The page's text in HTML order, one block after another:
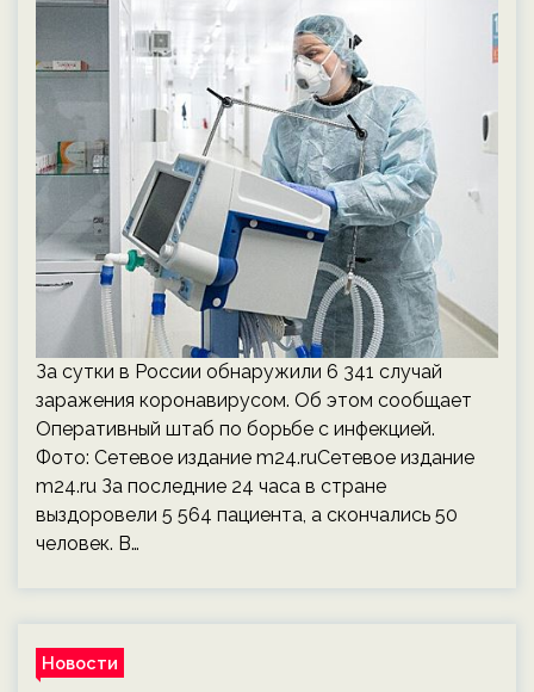
За сутки в России обнаружили 6 341 случай
заражения коронавирусом. Об этом сообщает
Оперативный штаб по борьбе с инфекцией.
Фото: Сетевое издание m24.ruСетевое издание
m24.ru За последние 24 часа в стране
выздоровели 5 564 пациента, а скончались 50
человек. В…
Новости